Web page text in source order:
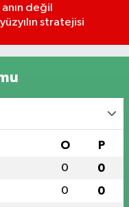
anın değil
stratejisi
O P
0 0
0 0